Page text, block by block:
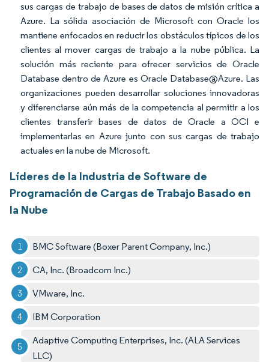
sus cargas de trabajo de bases de datos de misión crítica a
Azure. La sólida asociación de Microsoft con Oracle los
mantiene enfocados en reducir los obstáculos típicos de los
clientes al mover cargas de trabajo a la nube pública. La
solución más reciente para ofrecer servicios de Oracle
Database dentro de Azure es Oracle Database@Azure. Las
organizaciones pueden desarrollar soluciones innovadoras
y diferenciarse aún más de la competencia al permitir a los
clientes transferir bases de datos de Oracle a OCI e
implementarlas en Azure junto con sus cargas de trabajo
actuales en la nube de Microsoft.
Líderes de la Industria de Software de
Programación de Cargas de Trabajo Basado en
la Nube
BMC Software (Boxer Parent Company, Inc.)
CA, Inc. (Broadcom Inc.)
VMware, Inc.
IBM Corporation
Adaptive Computing Enterprises, Inc. (ALA Services
LLC)